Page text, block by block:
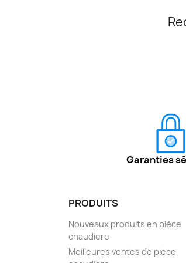
Garanties
PRODUITS
Nouveaux produits en pièce
chaudiere
Meilleures ventes de piece